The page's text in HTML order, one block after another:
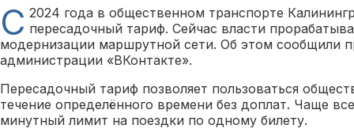
С 2024 года в общественном транспорте
пересадочный тариф. Сейчас власти
модернизации маршрутной сети. Об этом сообщили
администрации «ВКонтакте».
Пересадочный тариф позволяет пользоваться
течение определённого времени без доплат. Чаще
минутный лимит на поездки по одному билету.